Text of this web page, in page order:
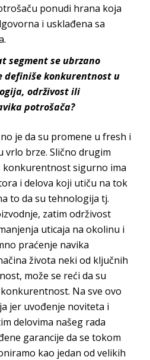
ponudi hrana koja
i usklađena sa
segment se ubrzano
definiše konkurentnost u
održivost ili
potrošača?
je da su promene u fresh i
vrlo brze. Slično drugim
konkurentnost sigurno ima
i delova koji utiču na tok
to da su tehnologija tj.
zatim održivost
uticaja na okolinu i
praćenje navika
života neki od ključnih
može se reći da su
Na sve ovo
jer uvođenje noviteta i
delovima našeg rada
garancije da se tokom
kao jedan od velikih